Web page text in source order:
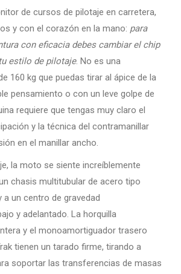
de cursos de pilotaje en carretera,
y con el corazón en la mano: para
con eficacia debes cambiar el chip
estilo de pilotaje. No es una
160 kg que puedas tirar al ápice de la
pensamiento o con un leve golpe de
requiere que tengas muy claro el
y la técnica del contramanillar
en el manillar ancho.
la moto se siente increíblemente
chasis multitubular de acero tipo
a un centro de gravedad
y adelantado. La horquilla
y el monoamortiguador trasero
tienen un tarado firme, tirando a
soportar las transferencias de masas